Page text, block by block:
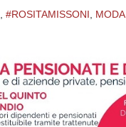
#ROSITAMISSONI MODA